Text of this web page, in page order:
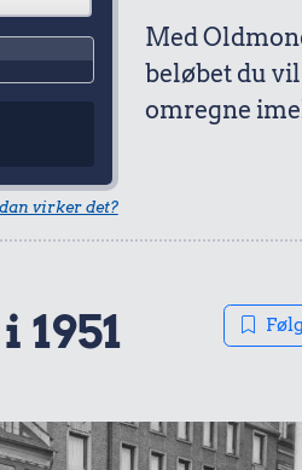
virker det?
Med
beløbet du
omregne
Følg